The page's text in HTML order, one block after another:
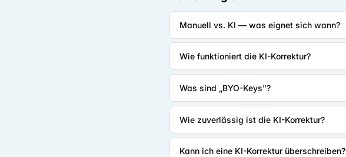
Manuell vs. KI — was eignet sich wann?
Wie funktioniert die KI-Korrektur?
Was sind „BYO-Keys"?
Wie zuverlässig ist die KI-Korrektur?
Kann ich eine KI-Korrektur überschreiben?